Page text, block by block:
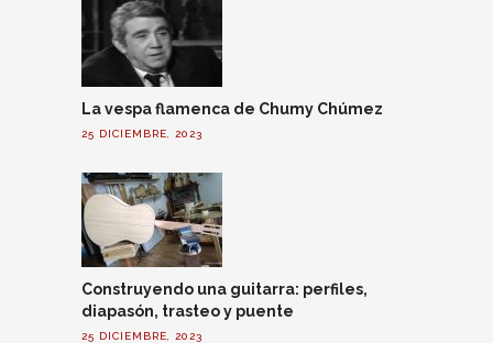
La vespa flamenca de Chumy Chúmez
25 DICIEMBRE, 2023
Construyendo una guitarra: perfiles,
diapasón, trasteo y puente
25 DICIEMBRE, 2023